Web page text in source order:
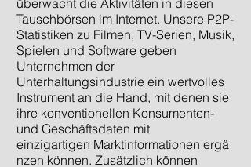
überwacht die Aktivitäten in diesen
Tauschbörsen im Internet. Unsere P2P-
Statistiken zu Filmen, TV-Serien, Musik,
Spielen und Software geben
Unternehmen der
Unterhaltungsindustrie ein wertvolles
Instrument an die Hand, mit denen sie
ihre konventionellen Konsumenten-
und Geschäftsdaten mit
einzigartigen Marktinformationen ergä
nzen können. Zusätzlich können